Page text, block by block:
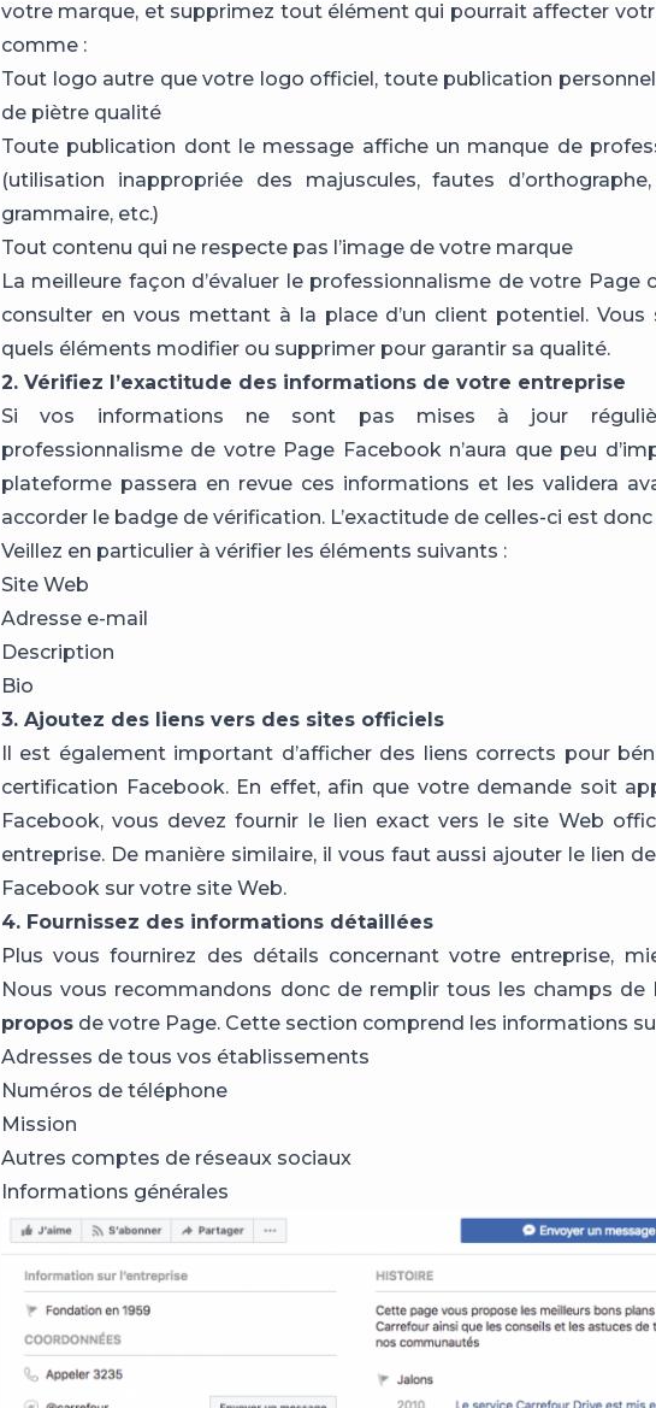
votre marque, et supprimez tout élément qui pourrait affecter
comme :
Tout logo autre que votre logo officiel, toute publication
de piètre qualité
Toute publication dont le message affiche un manque de
(utilisation inappropriée des majuscules, fautes
grammaire, etc.)
Tout contenu qui ne respecte pas l’image de votre marque
La meilleure façon d’évaluer le professionnalisme de votre Page
consulter en vous mettant à la place d’un client potentiel. Vous
quels éléments modifier ou supprimer pour garantir sa qualité.
2. Vérifiez l’exactitude des informations de votre entreprise
Si vos informations ne sont pas mises à jour
professionnalisme de votre Page Facebook n’aura que peu
plateforme passera en revue ces informations et les validera
accorder le badge de vérification. L’exactitude de celles-ci est
Veillez en particulier à vérifier les éléments suivants :
Site Web
Adresse e-mail
Description
Bio
3. Ajoutez des liens vers des sites officiels
Il est également important d’afficher des liens corrects pour
certification Facebook. En effet, afin que votre demande soit
Facebook, vous devez fournir le lien exact vers le site Web
entreprise. De manière similaire, il vous faut aussi ajouter le lien
Facebook sur votre site Web.
4. Fournissez des informations détaillées
Plus vous fournirez des détails concernant votre entreprise,
Nous vous recommandons donc de remplir tous les champs
propos de votre Page. Cette section comprend les informations
Adresses de tous vos établissements
Numéros de téléphone
Mission
Autres comptes de réseaux sociaux
Informations générales